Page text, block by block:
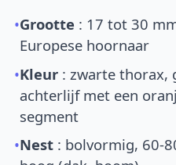
•Grootte : 17 tot 30
Europese hoornaar
•Kleur : zwarte thorax,
achterlijf met een
segment
•Nest : bolvormig, 60-